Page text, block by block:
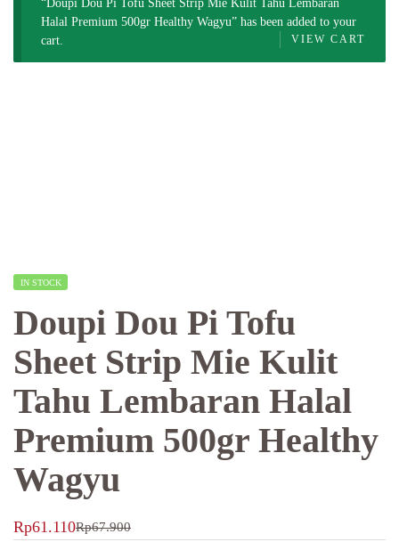
“Doupi Dou Pi Tofu Sheet Strip Mie Kulit Tahu Lembaran
Halal Premium 500gr Healthy Wagyu” has been added to your
cart.
VIEW CART
IN STOCK
Doupi Dou Pi Tofu
Sheet Strip Mie Kulit
Tahu Lembaran Halal
Premium 500gr Healthy
Wagyu
Rp67.900
Rp61.110